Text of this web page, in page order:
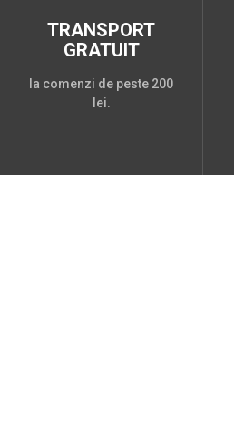
TRANSPORT
GRATUIT
la comenzi de peste 200
lei.